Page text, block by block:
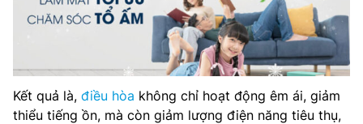
Kết quả là, điều hòa không chỉ hoạt động êm ái, giảm
thiểu tiếng ồn, mà còn giảm lượng điện năng tiêu thụ,